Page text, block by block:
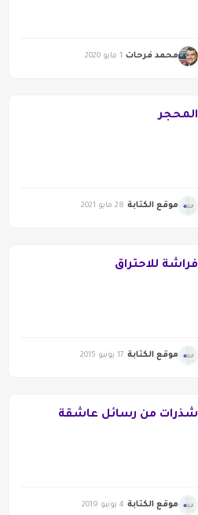
محمد فرحات 1 مايو 2020
المحجر
موقع الكتابة 28 مايو 2021
فراشةٌ للاحتراق
موقع الكتابة 17 يونيو 2015
شذرات من رسائل عاشقة
موقع الكتابة 4 يونيو 2019